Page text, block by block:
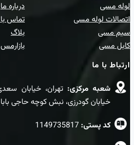
لوله مسی
اتصالات لوله مسی
سیم مسی
کابل مسی
درباره ما
تماس
بلاگ
بازارمس
ارتباط با ما
شعبه مرکزی:‌ تهران، خیابان
خیابان گودرزی، نبش کوچه حاجی
کد پستی: